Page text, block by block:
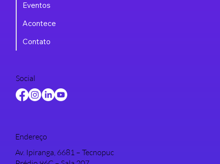
Eventos
Acontece
Contato
Social
Endereço
Av. Ipiranga, 6681 – Tecnopuc